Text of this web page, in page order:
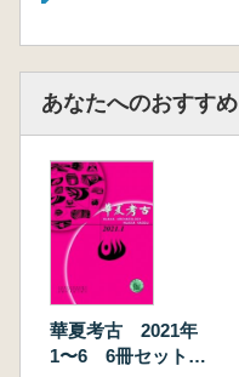
あなたへのおすすめ
華夏考古 2021年
1〜6 6冊セット